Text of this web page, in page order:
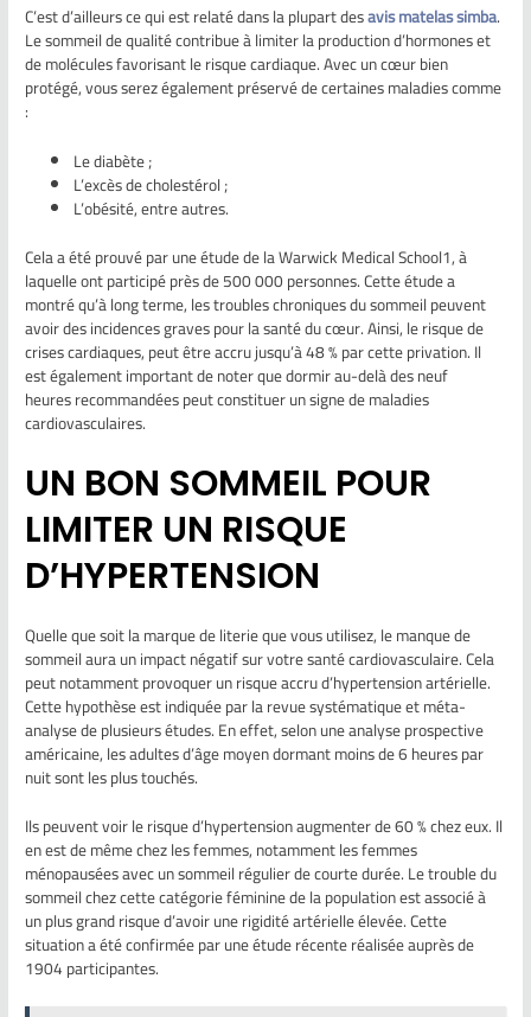
C’est d’ailleurs ce qui est relaté dans la plupart desavis matelas simba.
Le sommeil de qualité contribue à limiter la production d’hormones et
de molécules favorisant le risque cardiaque. Avec un cœur bien
protégé, vous serez également préservé de certaines maladies comme
:
Le diabète ;
L’excès de cholestérol ;
L’obésité, entre autres.
Cela a été prouvé par une étude de la Warwick Medical School1, à
laquelle ont participé près de 500 000 personnes. Cette étude a
montré qu’à long terme, les troubles chroniques du sommeil peuvent
avoir des incidences graves pour la santé du cœur. Ainsi, le risque de
crises cardiaques, peut être accru jusqu’à 48 % par cette privation. Il
est également important de noter que dormir au-delà des neuf
heures recommandées peut constituer un signe de maladies
cardiovasculaires.
UN BON SOMMEIL POUR
LIMITER UN RISQUE
D’HYPERTENSION
Quelle que soit la marque de literie que vous utilisez, le manque de
sommeil aura un impact négatif sur votre santé cardiovasculaire. Cela
peut notamment provoquer un risque accru d’hypertension artérielle.
Cette hypothèse est indiquée par la revue systématique et méta-
analyse de plusieurs études. En effet, selon une analyse prospective
américaine, les adultes d’âge moyen dormant moins de 6 heures par
nuit sont les plus touchés.
Ils peuvent voir le risque d’hypertension augmenter de 60 % chez eux. Il
en est de même chez les femmes, notamment les femmes
ménopausées avec un sommeil régulier de courte durée. Le trouble du
sommeil chez cette catégorie féminine de la population est associé à
un plus grand risque d’avoir une rigidité artérielle élevée. Cette
situation a été confirmée par une étude récente réalisée auprès de
1904 participantes.